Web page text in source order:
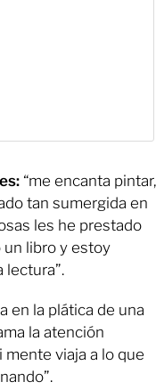
“me encanta pintar,
tan sumergida en
les he prestado
libro y estoy
lectura”.
en la plática de una
la atención
viaja a lo que